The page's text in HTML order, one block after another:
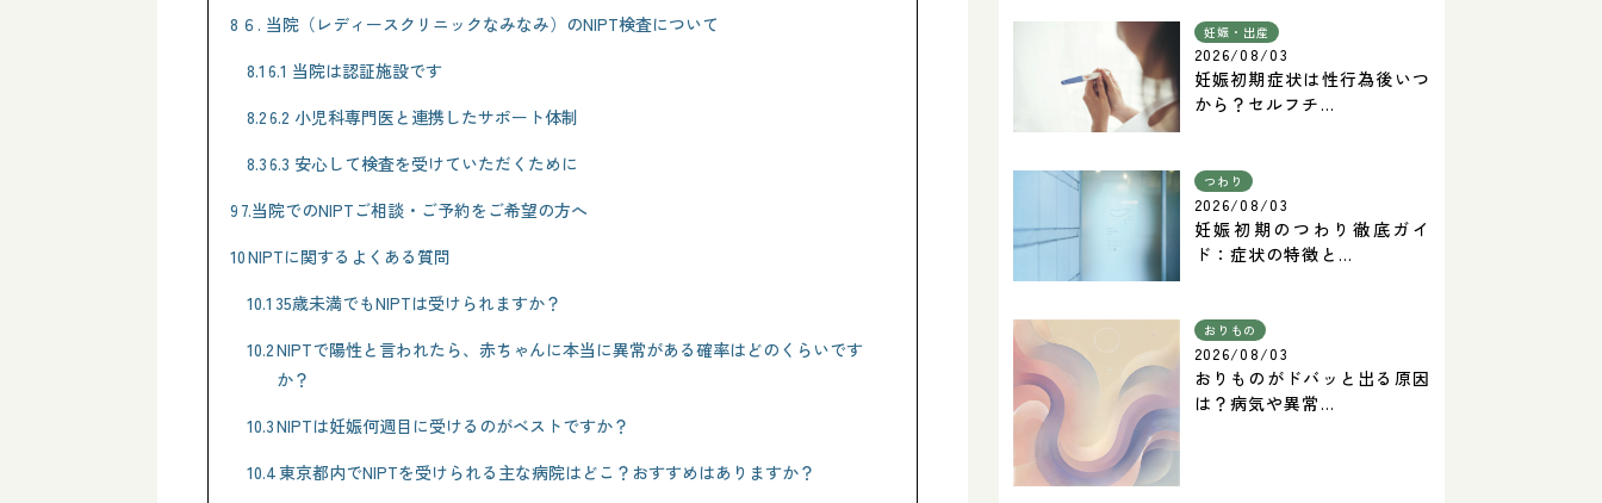
8 ６. 当院（レディースクリニックなみなみ）のNIPT検査について
8.1 6.1 当院は認証施設です
8.26.2 小児科専門医と連携したサポート体制
8.36.3 安心して検査を受けていただくために
9 7.当院でのNIPTご相談・ご予約をご希望の方へ
10NIPTに関するよくある質問
10.1 35歳未満でもNIPTは受けられますか？
10.2NIPTで陽性と言われたら、赤ちゃんに本当に異常がある確率はどのくらいです
か？
10.3NIPTは妊娠何週目に受けるのがベストですか？
10.4東京都内でNIPTを受けられる主な病院はどこ？おすすめはありますか？
妊娠・出産
2026/08/03
妊娠初期症状は性行為後いつ
から？セルフチ...
つわり
2026/08/03
妊娠初期のつわり徹底ガイ
ド：症状の特徴と...
おりもの
2026/08/03
おりものがドバッと出る原因
は？病気や異常...